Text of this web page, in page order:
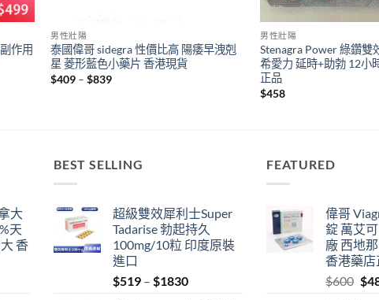
作用
男性壯陽
泰國偉哥 sidegra 性價比高 陽痿早洩剋
星 菱形藍色小藥片 香港現貨
$409 – $839Price
男性壯陽
Stenagra Power 綠鑽雙
希愛力 延時+助勃 12小
正品
$458
大
天
香
BEST SELLING
超級雙效犀利士Super
Tadarise 勃起持久
100mg/10粒 印度原裝
進口
$519 – $1830Price
FEATURED
偉哥
錠 萬艾
廠 西地
香港藥店
$600 $